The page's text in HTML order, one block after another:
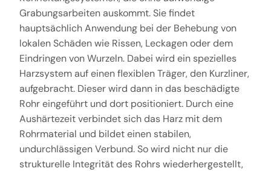
Grabungsarbeiten auskommt. Sie findet
hauptsächlich Anwendung bei der Behebung von
lokalen Schäden wie Rissen, Leckagen oder dem
Eindringen von Wurzeln. Dabei wird ein spezielles
Harzsystem auf einen flexiblen Träger, den Kurzliner,
aufgebracht. Dieser wird dann in das beschädigte
Rohr eingeführt und dort positioniert. Durch eine
Aushärtezeit verbindet sich das Harz mit dem
Rohrmaterial und bildet einen stabilen,
undurchlässigen Verbund. So wird nicht nur die
strukturelle Integrität des Rohrs wiederhergestellt,